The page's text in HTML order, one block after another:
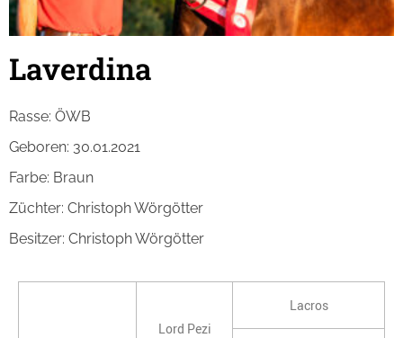
Laverdina
Rasse: ÖWB
Geboren: 30.01.2021
Farbe: Braun
Züchter: Christoph Wörgötter
Besitzer: Christoph Wörgötter
Lord Pezi
Lacros